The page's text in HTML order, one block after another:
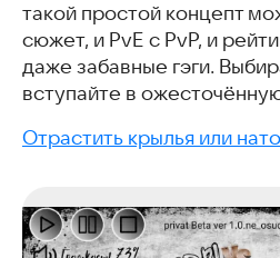
такой простой концепт
сюжет, и PvE с PvP, и
даже забавные гэги.
вступайте в
Отрастить крылья или